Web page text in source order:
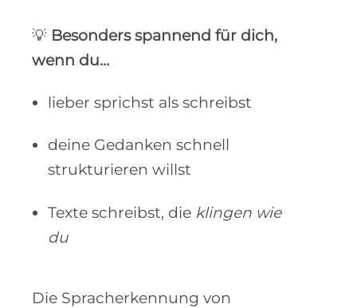
💡 Besonders spannend für dich,
wenn du…
lieber sprichst als schreibst
deine Gedanken schnell
strukturieren willst
Texte schreibst, die klingen wie
du
Die Spracherkennung von